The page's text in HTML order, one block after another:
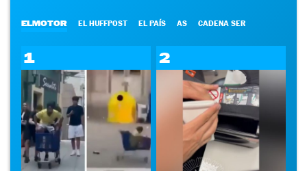
ELMOTOR EL HUFFPOST EL PAÍS AS CADENA SER
1 2